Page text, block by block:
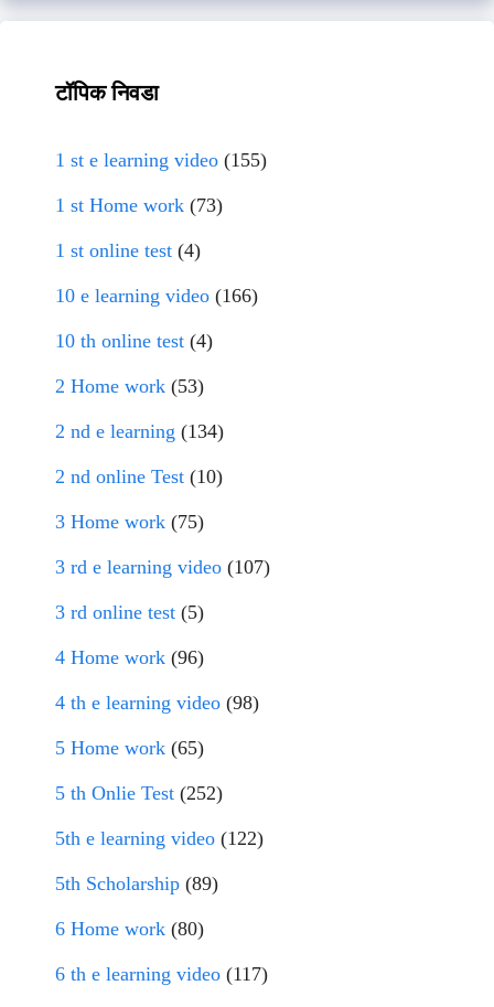
टॉपिक निवडा
1 st e learning video (155)
1 st Home work (73)
1 st online test (4)
10 e learning video (166)
10 th online test (4)
2 Home work (53)
2 nd e learning (134)
2 nd online Test (10)
3 Home work (75)
3 rd e learning video (107)
3 rd online test (5)
4 Home work (96)
4 th e learning video (98)
5 Home work (65)
5 th Onlie Test (252)
5th e learning video (122)
5th Scholarship (89)
6 Home work (80)
6 th e learning video (117)